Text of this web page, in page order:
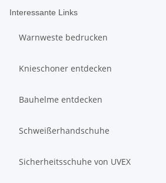
Interessante Links
Warnweste bedrucken
Knieschoner entdecken
Bauhelme entdecken
Schweißerhandschuhe
Sicherheitsschuhe von UVEX